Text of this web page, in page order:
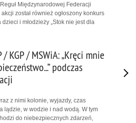
Międzynarodowej Federacji
został również ogłoszony konkurs
i młodzieży „Stok nie jest dla
/ KGP / MSWiA: „Kręci mnie
podczas
z nimi kolonie, wyjazdy, czas
lądzie, w wodzie i nad wodą. W tym
do niebezpiecznych zdarzeń,